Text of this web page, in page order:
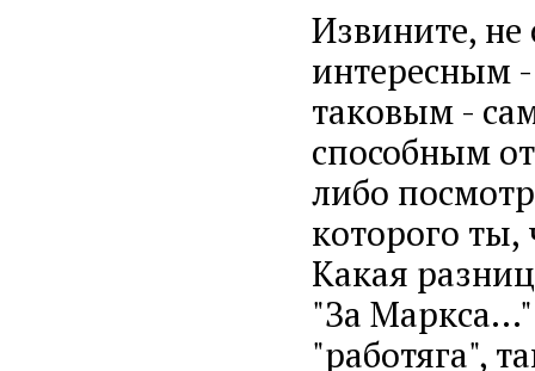
Извините,
интересным
таковым -
способным
либо
которого ты,
Какая
"За
"работяга",